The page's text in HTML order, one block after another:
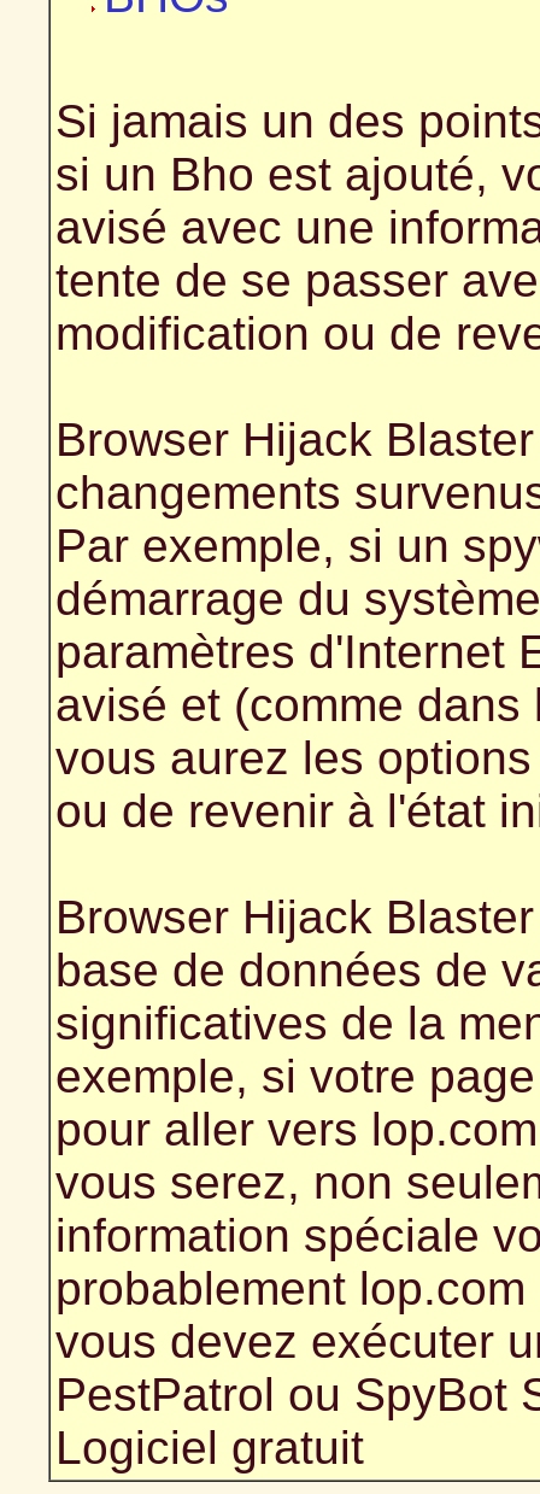
Si jamais un des
si un Bho est ajouté,
avisé avec une
tente de se passer
modification ou de
Browser Hijack
changements
Par exemple, si un
démarrage du
paramètres d'Internet
avisé et (comme
vous aurez les
ou de revenir à l'état
Browser Hijack
base de données de
significatives de la
exemple, si votre
pour aller vers
vous serez, non
information spéciale
probablement
vous devez exécuter
PestPatrol ou SpyBot
Logiciel gratuit